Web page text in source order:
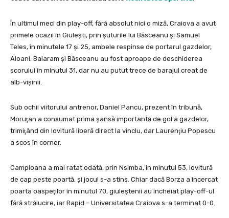
În ultimul meci din play-off, fără absolut nici o miză, Craiova a avut
primele ocazii în Giuleşti, prin şuturile lui Băsceanu şi Samuel
Teles, în minutele 17 şi 25, ambele respinse de portarul gazdelor,
Aioani. Baiaram şi Băsceanu au fost aproape de deschiderea
scorului în minutul 31, dar nu au putut trece de barajul creat de
alb-vişinii.
Sub ochii viitorului antrenor, Daniel Pancu, prezent în tribună,
Moruţan a consumat prima şansă importantă de gol a gazdelor,
trimiţând din lovitură liberă direct la vinclu, dar Laurenţiu Popescu
a scos în corner.
Campioana a mai ratat odată, prin Nsimba, în minutul 53, lovitură
de cap peste poartă, şi jocul s-a stins. Chiar dacă Borza a încercat
poarta oaspeţilor în minutul 70, giuleştenii au încheiat play-off-ul
fără strălucire, iar Rapid – Universitatea Craiova s-a terminat 0-0.